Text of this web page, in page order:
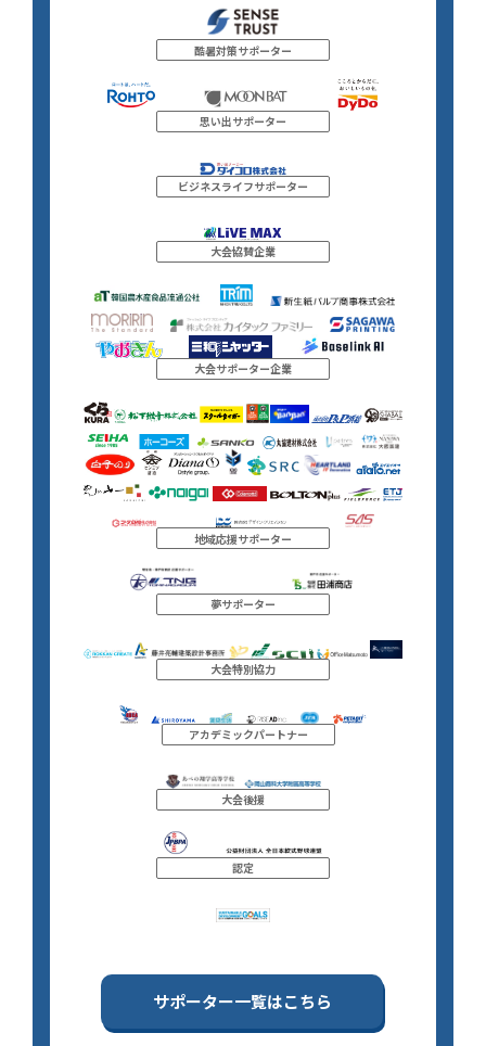
酷暑対策サポーター
思い出サポーター
ビジネスライフサポーター
大会協賛企業
大会サポーター企業
地域応援サポーター
夢サポーター
大会特別協力
アカデミックパートナー
大会後援
認定
サポーター一覧はこちら